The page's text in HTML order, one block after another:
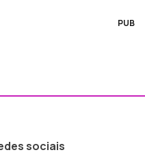
PUB
sociais